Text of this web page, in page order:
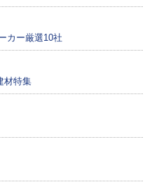
カー厳選10社
材特集